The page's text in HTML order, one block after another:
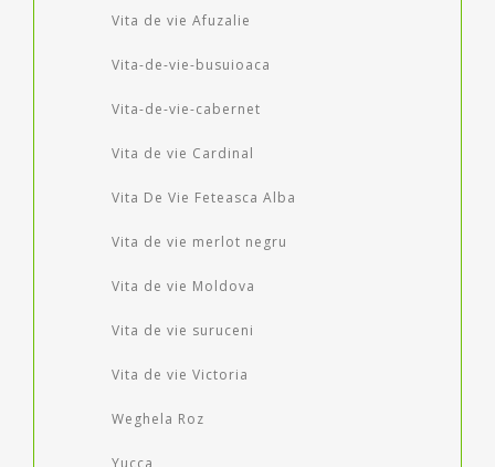
Vita de vie Afuzalie
Vita-de-vie-busuioaca
Vita-de-vie-cabernet
Vita de vie Cardinal
Vita De Vie Feteasca Alba
Vita de vie merlot negru
Vita de vie Moldova
Vita de vie suruceni
Vita de vie Victoria
Weghela Roz
Yucca